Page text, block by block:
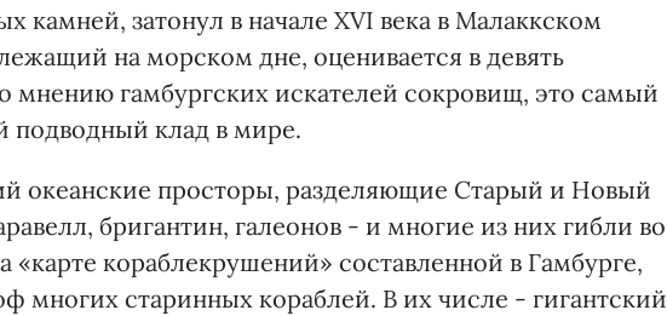
камней, затонул в начале XVI века в Малаккском
на морском дне, оценивается в девять
мнению гамбургских искателей сокровищ, это самый
клад в мире.
океанские просторы, разделяющие Старый и Новый
бригантин, галеонов - и многие из них гибли во
кораблекрушений» составленной в Гамбурге,
многих старинных кораблей. В их числе - гигантский